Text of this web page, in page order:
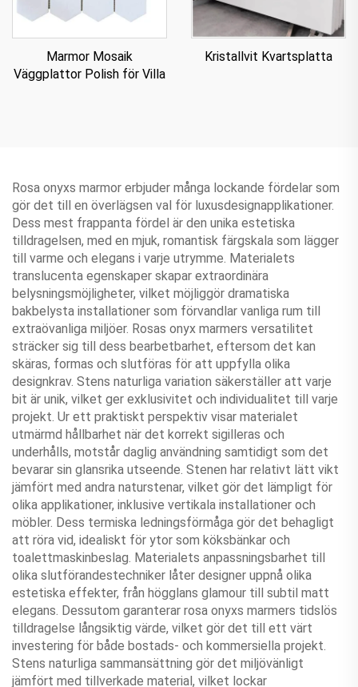
Marmor Mosaik
Väggplattor Polish för Villa
Kristallvit Kvartsplatta
Rosa onyxs marmor erbjuder många lockande fördelar som
gör det till en överlägsen val för luxusdesignapplikationer.
Dess mest frappanta fördel är den unika estetiska
tilldragelsen, med en mjuk, romantisk färgskala som lägger
till varme och elegans i varje utrymme. Materialets
translucenta egenskaper skapar extraordinära
belysningsmöjligheter, vilket möjliggör dramatiska
bakbelysta installationer som förvandlar vanliga rum till
extraövanliga miljöer. Rosas onyx marmers versatilitet
sträcker sig till dess bearbetbarhet, eftersom det kan
skäras, formas och slutföras för att uppfylla olika
designkrav. Stens naturliga variation säkerställer att varje
bit är unik, vilket ger exklusivitet och individualitet till varje
projekt. Ur ett praktiskt perspektiv visar materialet
utmärmd hållbarhet när det korrekt sigilleras och
underhålls, motstår daglig användning samtidigt som det
bevarar sin glansrika utseende. Stenen har relativt lätt vikt
jämfört med andra naturstenar, vilket gör det lämpligt för
olika applikationer, inklusive vertikala installationer och
möbler. Dess termiska ledningsförmåga gör det behagligt
att röra vid, idealiskt för ytor som köksbänkar och
toalettmaskinbeslag. Materialets anpassningsbarhet till
olika slutförandestechniker låter designer uppnå olika
estetiska effekter, från högglans glamour till subtil matt
elegans. Dessutom garanterar rosa onyxs marmers tidslös
tilldragelse långsiktig värde, vilket gör det till ett värt
investering för både bostads- och kommersiella projekt.
Stens naturliga sammansättning gör det miljövänligt
jämfört med tillverkade material, vilket lockar